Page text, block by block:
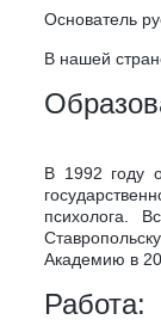
Основатель
В нашей
В 1992 году
психолога.
Академию в
Работа: